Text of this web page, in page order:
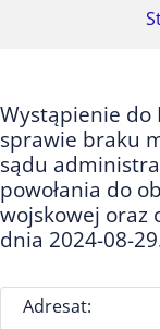
Wystąpienie
sprawie braku
sądu
powołania do
wojskowej oraz
dnia 2024-08-
Adresat: